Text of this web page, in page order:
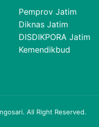
Pemprov Jatim
Diknas Jatim
DISDIKPORA Jatim
Kemendikbud
All Right Reserved.